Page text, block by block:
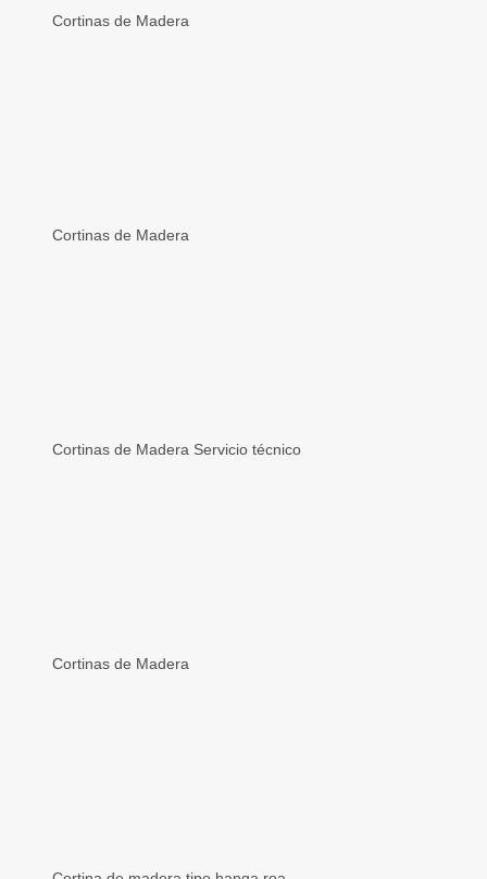
Cortinas de Madera
Cortinas de Madera
Cortinas de Madera Servicio técnico
Cortinas de Madera